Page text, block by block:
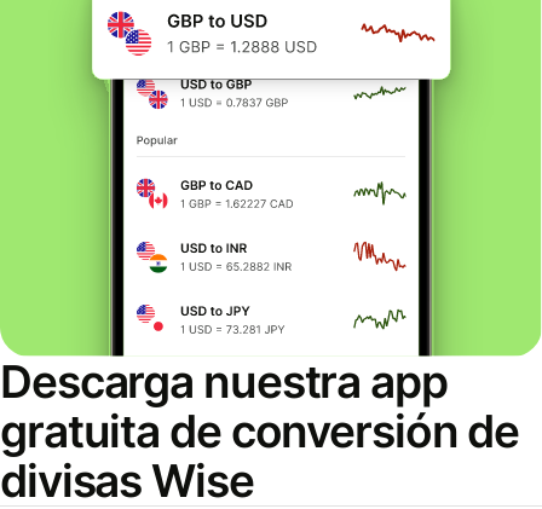
Descarga nuestra app
gratuita de conversión de
divisas Wise